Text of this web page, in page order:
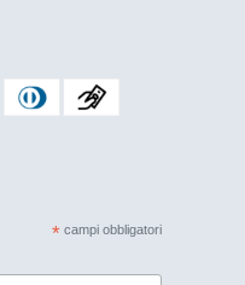
*campi obbligatori